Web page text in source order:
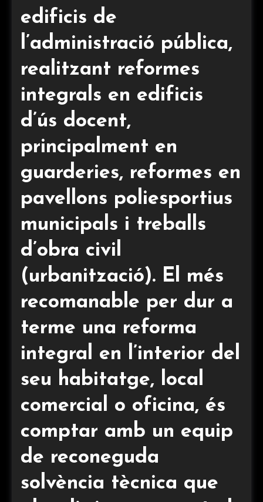
edificis de
l’administració pública,
realitzant reformes
integrals en edificis
d’ús docent,
principalment en
guarderies, reformes en
pavellons poliesportius
municipals i treballs
d’obra civil
(urbanització). El més
recomanable per dur a
terme una reforma
integral en l’interior del
seu habitatge, local
comercial o oficina, és
comptar amb un equip
de reconeguda
solvència tècnica que